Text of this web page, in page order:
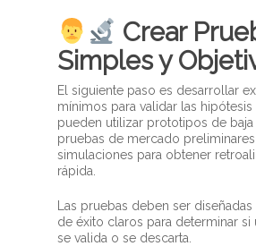
Crear
Simples y
El siguiente paso es desarrollar
mínimos para validar las hipótesis
pueden utilizar prototipos de baja
pruebas de mercado
simulaciones para obtener
rápida.
Las pruebas deben ser
de éxito claros para determinar si
se valida o se descarta.